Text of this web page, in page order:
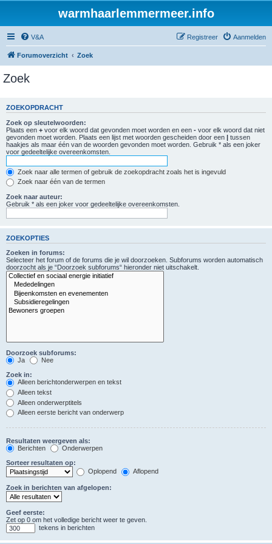
warmhaarlemmermeer.info
V&A Aanmelden
Registreer
Forumoverzicht Zoek
Zoek
ZOEKOPDRACHT
Zoek op sleutelwoorden:
Plaats een + voor elk woord dat gevonden moet worden en een - voor elk woord dat niet
gevonden moet worden. Plaats een lijst met woorden gescheiden door een | tussen
haakjes als maar één van de woorden gevonden moet worden. Gebruik * als een joker
voor gedeeltelijke overeenkomsten.
Zoek naar alle termen of gebruik de zoekopdracht zoals het is ingevuld
Zoek naar één van de termen
Zoek naar auteur:
Gebruik * als een joker voor gedeeltelijke overeenkomsten.
ZOEKOPTIES
Zoeken in forums:
Selecteer het forum of de forums die je wil doorzoeken. Subforums worden automatisch
doorzocht als je “Doorzoek subforums“ hieronder niet uitschakelt.
Doorzoek subforums:
Ja
Nee
Zoek in:
Alleen berichtonderwerpen en tekst
Alleen tekst
Alleen onderwerptitels
Alleen eerste bericht van onderwerp
Resultaten weergeven als:
Berichten
Onderwerpen
Sorteer resultaten op:
Oplopend
Aflopend
Zoek in berichten van afgelopen:
Geef eerste:
Zet op 0 om het volledige bericht weer te geven.
tekens in berichten